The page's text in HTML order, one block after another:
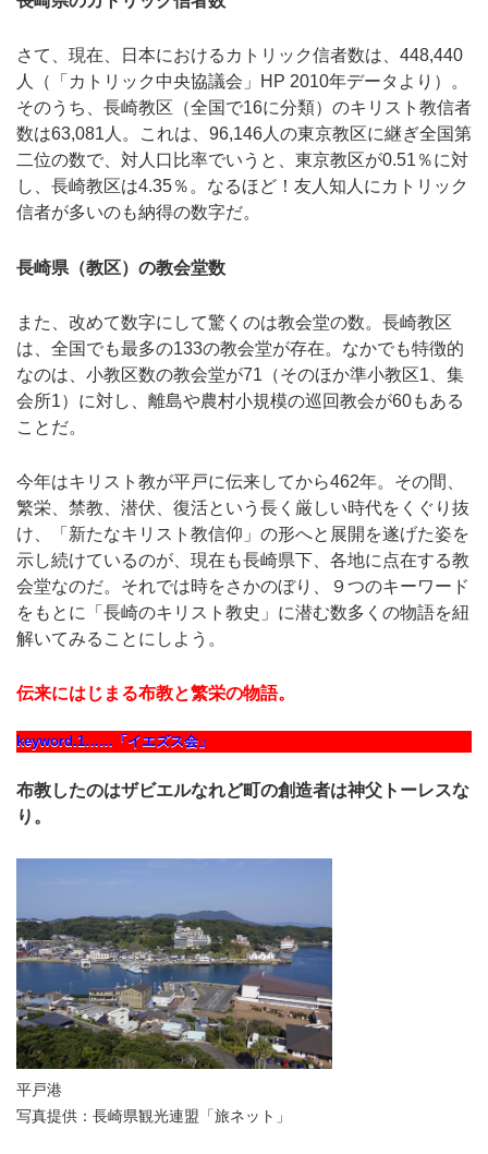
さて、現在、日本におけるカトリック信者数は、448,440
人（「カトリック中央協議会」HP 2010年データより）。
そのうち、長崎教区（全国で16に分類）のキリスト教信者
数は63,081人。これは、96,146人の東京教区に継ぎ全国第
二位の数で、対人口比率でいうと、東京教区が0.51％に対
し、長崎教区は4.35％。なるほど！友人知人にカトリック
信者が多いのも納得の数字だ。
長崎県（教区）の教会堂数
また、改めて数字にして驚くのは教会堂の数。長崎教区
は、全国でも最多の133の教会堂が存在。なかでも特徴的
なのは、小教区数の教会堂が71（そのほか準小教区1、集
会所1）に対し、離島や農村小規模の巡回教会が60もある
ことだ。
今年はキリスト教が平戸に伝来してから462年。その間、
繁栄、禁教、潜伏、復活という長く厳しい時代をくぐり抜
け、「新たなキリスト教信仰」の形へと展開を遂げた姿を
示し続けているのが、現在も長崎県下、各地に点在する教
会堂なのだ。それでは時をさかのぼり、９つのキーワード
をもとに「長崎のキリスト教史」に潜む数多くの物語を紐
解いてみることにしよう。
伝来にはじまる布教と繁栄の物語。
keyword.1……「イエズス会」
布教したのはザビエルなれど町の創造者は神父トーレスな
り。
平戸港
写真提供：長崎県観光連盟「旅ネット」